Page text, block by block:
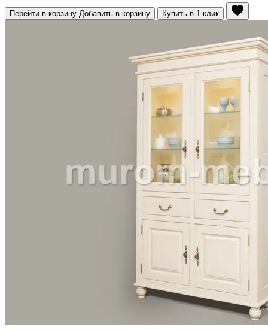
Перейти в корзину Добавить в корзину Купить в 1 клик